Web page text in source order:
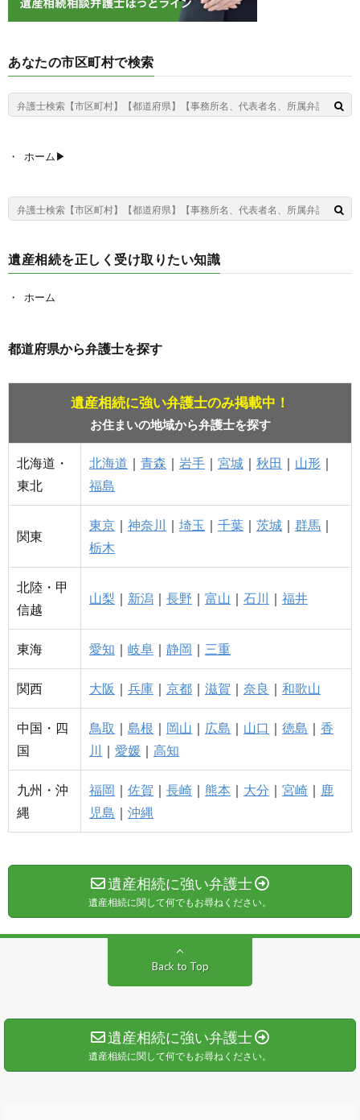
あなたの市区町村で検索
ホーム▶︎
遺産相続を正しく受け取りたい知識
ホーム
都道府県から弁護士を探す
遺産相続に強い弁護士のみ掲載中！
お住まいの地域から弁護士を探す
北海道・
東北
北海道 ｜ 青森 ｜ 岩手 ｜ 宮城 ｜ 秋田 ｜ 山形 ｜
福島
関東
東京 ｜ 神奈川 ｜ 埼玉 ｜ 千葉 ｜ 茨城 ｜ 群馬 ｜
栃木
北陸・甲
信越
山梨 ｜ 新潟 ｜ 長野 ｜ 富山 ｜ 石川 ｜ 福井
東海 愛知 ｜ 岐阜 ｜ 静岡 ｜ 三重
関西 大阪 ｜ 兵庫 ｜ 京都 ｜ 滋賀 ｜ 奈良 ｜ 和歌山
中国・四
国
鳥取 ｜ 島根 ｜ 岡山 ｜ 広島 ｜ 山口 ｜ 徳島 ｜ 香
川
｜ 愛媛 ｜ 高知
九州・沖
縄
福岡 ｜ 佐賀 ｜ 長崎 ｜ 熊本 ｜ 大分 ｜ 宮崎 ｜ 鹿
児島 ｜ 沖縄
遺産相続に強い弁護士
遺産相続に関して何でもお尋ねください。
Back to Top
遺産相続に強い弁護士
遺産相続に関して何でもお尋ねください。